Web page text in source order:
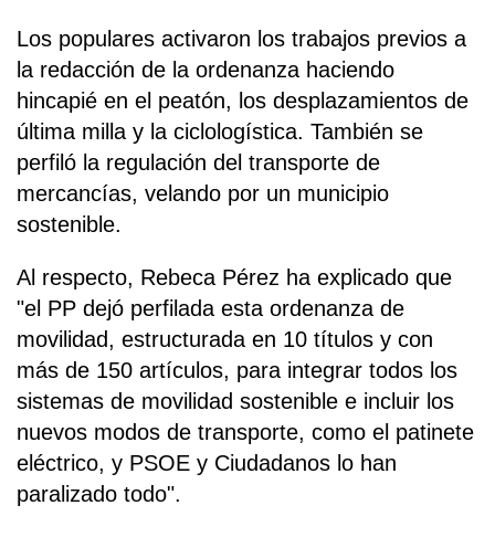
Los populares activaron los trabajos previos a
la redacción de la ordenanza haciendo
hincapié en el peatón, los desplazamientos de
última milla y la ciclologística. También se
perfiló la regulación del transporte de
mercancías, velando por un municipio
sostenible.
Al respecto, Rebeca Pérez ha explicado que
"el PP dejó perfilada esta ordenanza de
movilidad, estructurada en 10 títulos y con
más de 150 artículos, para integrar todos los
sistemas de movilidad sostenible e incluir los
nuevos modos de transporte, como el patinete
eléctrico, y PSOE y Ciudadanos lo han
paralizado todo".